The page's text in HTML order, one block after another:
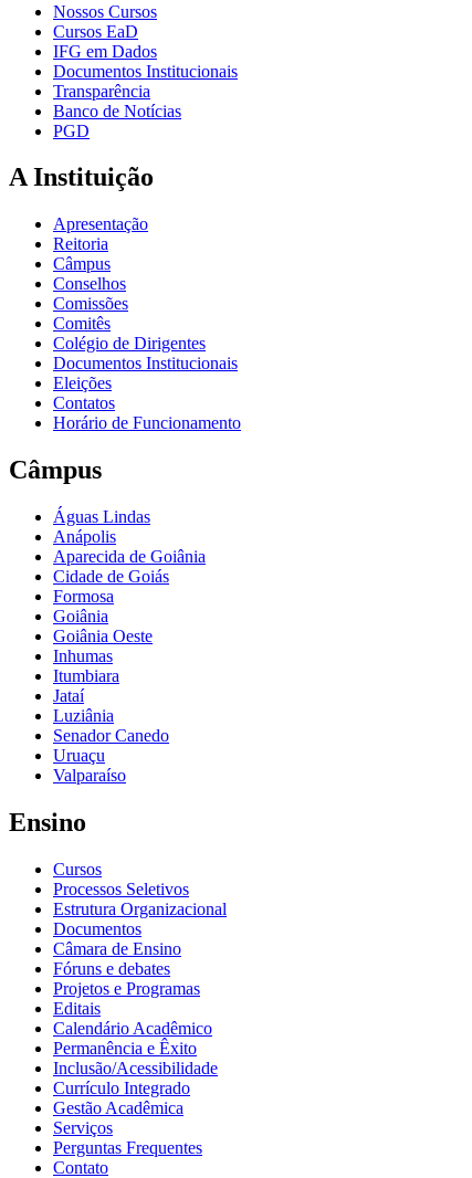
Nossos Cursos
Cursos EaD
IFG em Dados
Documentos Institucionais
Transparência
Banco de Notícias
PGD
A Instituição
Apresentação
Reitoria
Câmpus
Conselhos
Comissões
Comitês
Colégio de Dirigentes
Documentos Institucionais
Eleições
Contatos
Horário de Funcionamento
Câmpus
Águas Lindas
Anápolis
Aparecida de Goiânia
Cidade de Goiás
Formosa
Goiânia
Goiânia Oeste
Inhumas
Itumbiara
Jataí
Luziânia
Senador Canedo
Uruaçu
Valparaíso
Ensino
Cursos
Processos Seletivos
Estrutura Organizacional
Documentos
Câmara de Ensino
Fóruns e debates
Projetos e Programas
Editais
Calendário Acadêmico
Permanência e Êxito
Inclusão/Acessibilidade
Currículo Integrado
Gestão Acadêmica
Serviços
Perguntas Frequentes
Contato